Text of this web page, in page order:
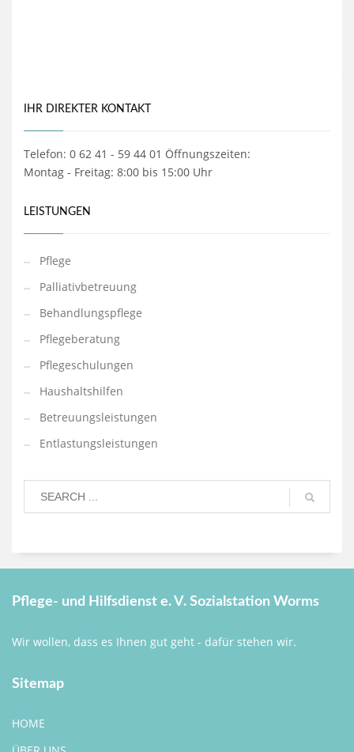
IHR DIREKTER KONTAKT
Telefon: 0 62 41 - 59 44 01 Öffnungszeiten:
Montag - Freitag: 8:00 bis 15:00 Uhr
LEISTUNGEN
Pflege
Palliativbetreuung
Behandlungspflege
Pflegeberatung
Pflegeschulungen
Haushaltshilfen
Betreuungsleistungen
Entlastungsleistungen
Pflege- und Hilfsdienst e. V. Sozialstation Worms
Wir wollen, dass es Ihnen gut geht - dafür stehen wir.
Sitemap
HOME